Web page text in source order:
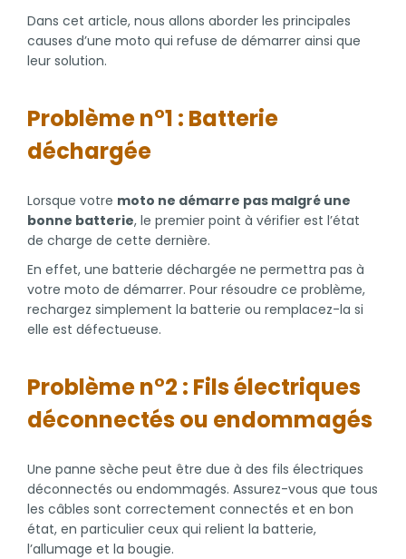
Dans cet article, nous allons aborder les principales
causes d’une moto qui refuse de démarrer ainsi que
leur solution.
Problème n°1 : Batterie
déchargée
Lorsque votre moto ne démarre pas malgré une
bonne batterie, le premier point à vérifier est l’état
de charge de cette dernière.
En effet, une batterie déchargée ne permettra pas à
votre moto de démarrer. Pour résoudre ce problème,
rechargez simplement la batterie ou remplacez-la si
elle est défectueuse.
Problème n°2 : Fils électriques
déconnectés ou endommagés
Une panne sèche peut être due à des fils électriques
déconnectés ou endommagés. Assurez-vous que tous
les câbles sont correctement connectés et en bon
état, en particulier ceux qui relient la batterie,
l’allumage et la bougie.